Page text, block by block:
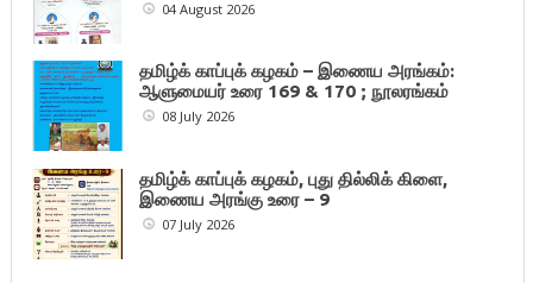
04 August 2026
தமிழ்க் காப்புக் கழகம் – இணைய அரங்கம்:
ஆளுமையர் உரை 169 & 170 ; நூலரங்கம்
08 July 2026
தமிழ்க் காப்புக் கழகம், புது தில்லிக் கிளை,
இணைய அரங்கு உரை – 9
07 July 2026